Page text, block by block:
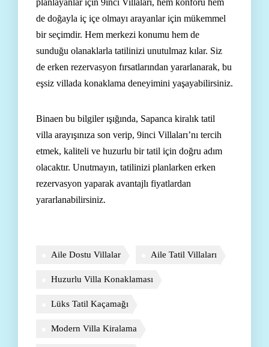
planlayanlar için 9inci Villaları, hem konforu hem
de doğayla iç içe olmayı arayanlar için mükemmel
bir seçimdir. Hem merkezi konumu hem de
sunduğu olanaklarla tatilinizi unutulmaz kılar. Siz
de erken rezervasyon fırsatlarından yararlanarak, bu
eşsiz villada konaklama deneyimini yaşayabilirsiniz.
Binaen bu bilgiler ışığında, Sapanca kiralık tatil
villa arayışınıza son verip, 9inci Villaları’nı tercih
etmek, kaliteli ve huzurlu bir tatil için doğru adım
olacaktır. Unutmayın, tatilinizi planlarken erken
rezervasyon yaparak avantajlı fiyatlardan
yararlanabilirsiniz.
Aile Dostu Villalar Aile Tatil Villaları
Huzurlu Villa Konaklaması
Lüks Tatil Kaçamağı
Modern Villa Kiralama